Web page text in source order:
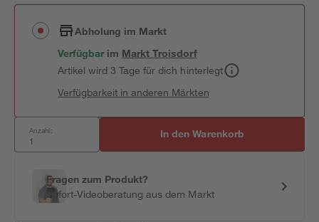
Abholung im Markt
Verfügbar im MarktTroisdorf
Artikel wird 3 Tage für dich hinterlegt
Verfügbarkeit in anderen Märkten
Anzahl: In den Warenkorb
Fragen zum Produkt?
Sofort-Videoberatung aus dem Markt